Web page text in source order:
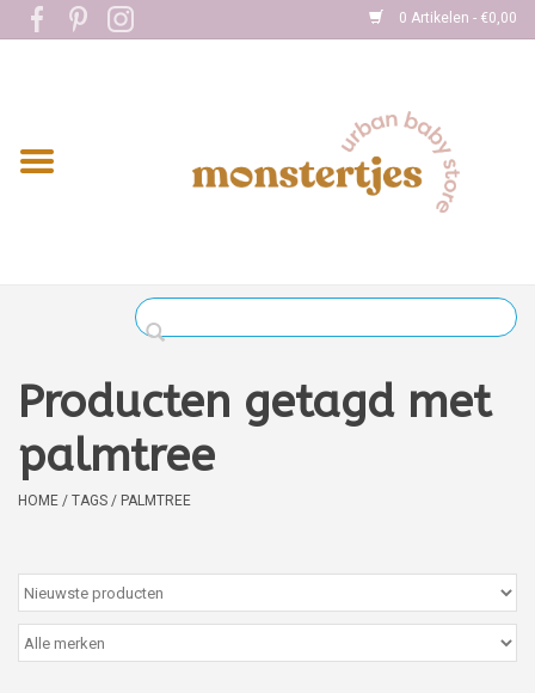
0 Artikelen - €0,00
Home
Kleding
Verzorging
Boekjes
kaartjes
Cadeaubon
Producten getagd met
palmtree
HOME / TAGS / PALMTREE